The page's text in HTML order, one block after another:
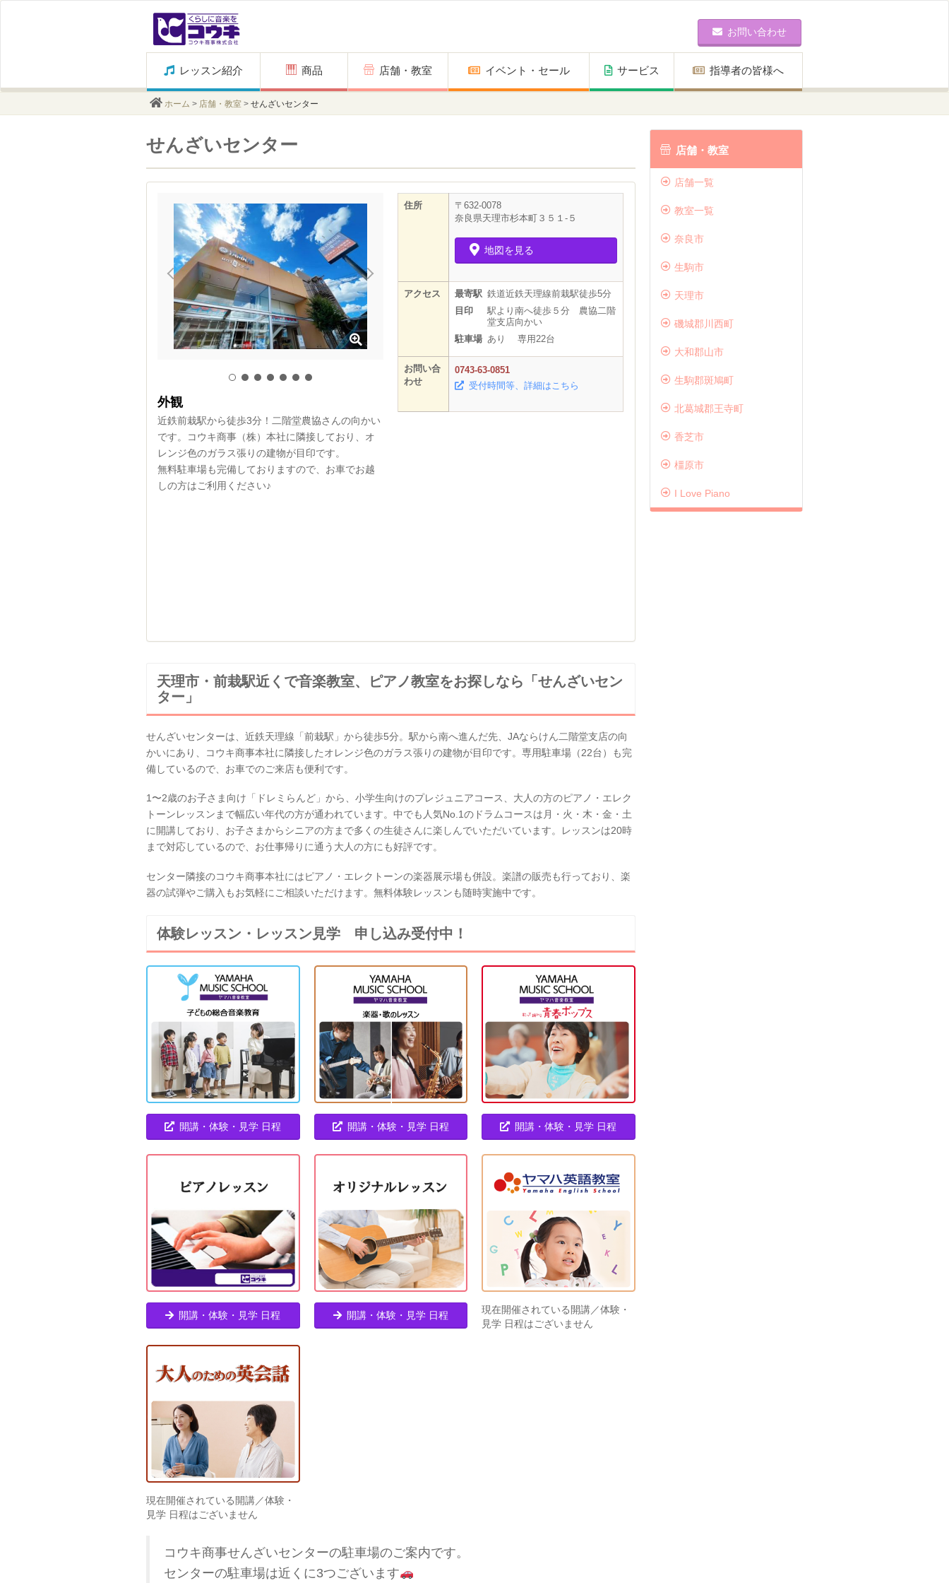
お問い合わせ
content
レッスン紹介 商品 店舗・教室 イベント・セール サービス 指導者の皆様へ
ホーム > 店舗・教室 > せんざいセンター
店舗・教室
店舗一覧
教室一覧
奈良市
生駒市
天理市
磯城郡川西町
大和郡山市
生駒郡斑鳩町
北葛城郡王寺町
香芝市
橿原市
I Love Piano
せんざいセンター
外観
近鉄前栽駅から徒歩3分！二階堂農協さんの向かい
です。コウキ商事（株）本社に隣接しており、オ
レンジ色のガラス張りの建物が目印です。
無料駐車場も完備しておりますので、お車でお越
しの方はご利用ください♪
楽器展示場が併設されています！
ノやエレクトーンの楽器展示場もございます。楽
器の試弾、購入などはお気軽にご相談くださいま
住所
〒632-0078
奈良県天理市杉本町３５１-５
地図を見る
アクセス 最寄駅 鉄道近鉄天理線前栽駅徒歩5分
目印
駅より南へ徒歩５分 農協二階
堂支店向かい
駐車場 あり 専用22台
お問い合
わせ
0743-63-0851
受付時間等、詳細はこちら
天理市・前栽駅近くで音楽教室、ピアノ教室をお探しなら「せんざいセン
ター」
せんざいセンターは、近鉄天理線「前栽駅」から徒歩5分。駅から南へ進んだ先、JAならけん二階堂支店の向
かいにあり、コウキ商事本社に隣接したオレンジ色のガラス張りの建物が目印です。専用駐車場（22台）も完
備しているので、お車でのご来店も便利です。
1〜2歳のお子さま向け「ドレミらんど」から、小学生向けのプレジュニアコース、大人の方のピアノ・エレク
トーンレッスンまで幅広い年代の方が通われています。中でも人気No.1のドラムコースは月・火・木・金・土
に開講しており、お子さまからシニアの方まで多くの生徒さんに楽しんでいただいています。レッスンは20時
まで対応しているので、お仕事帰りに通う大人の方にも好評です。
センター隣接のコウキ商事本社にはピアノ・エレクトーンの楽器展示場も併設。楽譜の販売も行っており、楽
器の試弾やご購入もお気軽にご相談いただけます。無料体験レッスンも随時実施中です。
体験レッスン・レッスン見学 申し込み受付中！
開講・体験・見学 日程 開講・体験・見学 日程 開講・体験・見学 日程
開講・体験・見学 日程 開講・体験・見学 日程
現在開催されている開講／体験・
見学 日程はございません
現在開催されている開講／体験・
見学 日程はございません
コウキ商事せんざいセンターの駐車場のご案内です。
センターの駐車場は近くに3つございます